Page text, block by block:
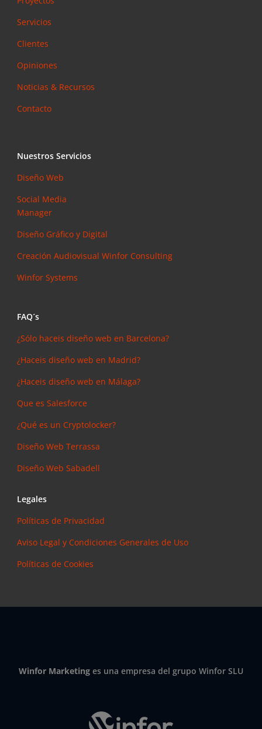
Servicios
Clientes
Opiniones
Noticias & Recursos
Contacto
Nuestros Servicios
Diseño Web
Social Media
Manager
Diseño Gráfico y Digital
Creación AudiovisualWinfor Consulting
Winfor Systems
FAQ´s
¿Sólo haceis diseño web en Barcelona?
¿Haceis diseño web en Madrid?
¿Haceis diseño web en Málaga?
Que es Salesforce
¿Qué es un Cryptolocker?
Diseño Web Terrassa
Diseño Web Sabadell
Legales
Políticas de Privacidad
Aviso Legal y Condiciones Generales de Uso
Políticas de Cookies
Winfor Marketing es una empresa del grupo Winfor SLU